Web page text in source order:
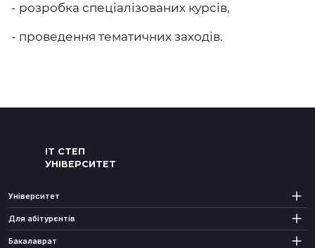
- розробка спеціалізованих курсів,
- проведення тематичних заходів.
ІТ СТЕП
УНІВЕРСИТЕТ
Університет
Для абітурєнтів
Бакалаврат